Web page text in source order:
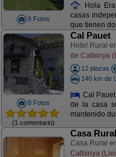
8 Fotos
Hola
casas
que tienen
8 Fotos
(1 comentario)
Cal Pauet
Hotel Rural
de Calbinya
12 plazas
140 km de
Cal
de la casa
mantenido
Casa
Casa Rural
Calbinya